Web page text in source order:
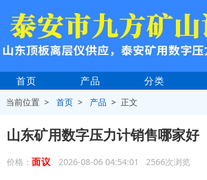
首页 产品 分类
当前位置 >首页 > 产品 > 正文
山东矿用数字压力计销售哪家好
价格： 面议 2026-08-06 04:54:01 2566次浏览